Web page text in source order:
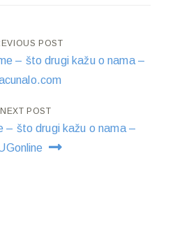
POST
– što drugi kažu o nama –
NEXT POST
– što drugi kažu o nama –